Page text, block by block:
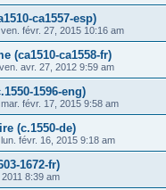
ca1557-esp)
ven. févr. 27, 2015 10:16 am
(ca1510-ca1558-fr)
ven. avr. 27, 2012 9:59 am
1596-eng)
mar. févr. 17, 2015 9:58 am
(c.1550-de)
lun. févr. 16, 2015 9:18 am
1672-fr)
8:39 am